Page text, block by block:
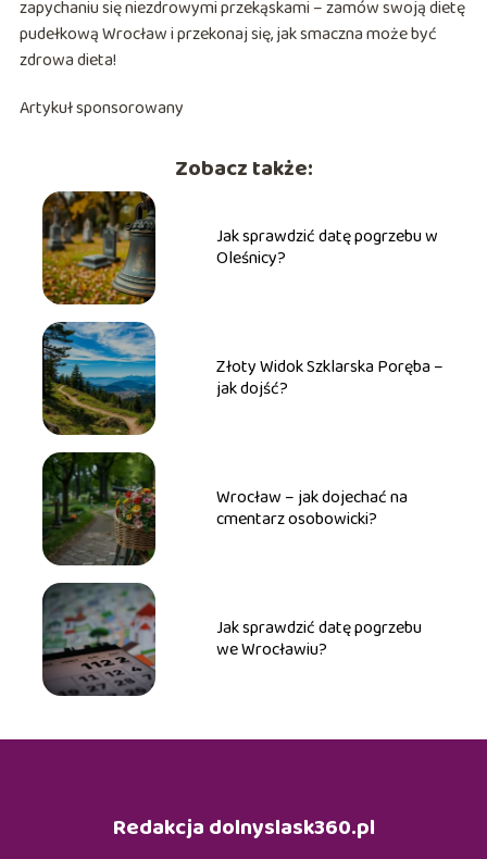
zapychaniu się niezdrowymi przekąskami – zamów swoją dietę
pudełkową Wrocław i przekonaj się, jak smaczna może być
zdrowa dieta!
Artykuł sponsorowany
Zobacz także:
Jak sprawdzić datę pogrzebu w
Oleśnicy?
Złoty Widok Szklarska Poręba –
jak dojść?
Wrocław – jak dojechać na
cmentarz osobowicki?
Jak sprawdzić datę pogrzebu
we Wrocławiu?
Redakcja dolnyslask360.pl